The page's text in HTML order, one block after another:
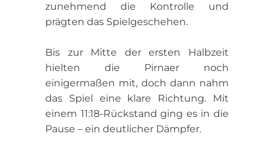
zunehmend die Kontrolle und
prägten das Spielgeschehen.
Bis zur Mitte der ersten Halbzeit
hielten die Pirnaer noch
einigermaßen mit, doch dann nahm
das Spiel eine klare Richtung. Mit
einem 11:18-Rückstand ging es in die
Pause – ein deutlicher Dämpfer.